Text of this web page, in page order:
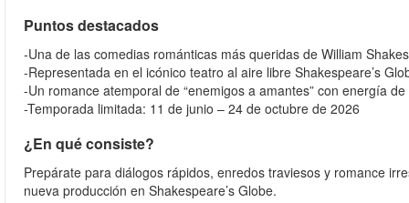
Puntos destacados
-Una de las comedias románticas más queridas de William
-Representada en el icónico teatro al aire libre Shakespeare’s
-Un romance atemporal de “enemigos a amantes” con energía
-Temporada limitada: 11 de junio – 24 de octubre de 2026
¿En qué consiste?
Prepárate para diálogos rápidos, enredos traviesos y romance
nueva producción en Shakespeare’s Globe.